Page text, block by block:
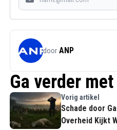
door ANP
Ga verder
Vorig artikel
Schade door
Overheid Kijkt